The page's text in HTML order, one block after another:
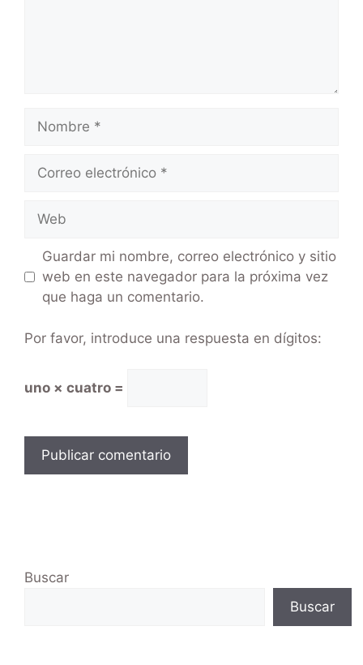
Guardar mi nombre, correo electrónico y sitio
web en este navegador para la próxima vez
que haga un comentario.
Por favor, introduce una respuesta en dígitos:
uno × cuatro =
Buscar
Buscar